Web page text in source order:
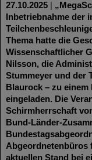
27.10.2025
Inbetriebnahme der
Thema hatte die
Wissenschaftlicher
Nilsson, die
Stummeyer und der
Blaurock – zu
eingeladen. Die
Schirmherrschaft
Bund-Länder-
Abgeordnetenbüros
aktuellen Stand bei